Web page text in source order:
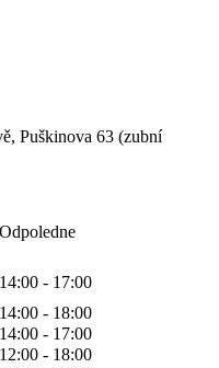
Puškinova 63 (zubní
Odpoledne
14:00 - 17:00
14:00 - 18:00
14:00 - 17:00
12:00 - 18:00